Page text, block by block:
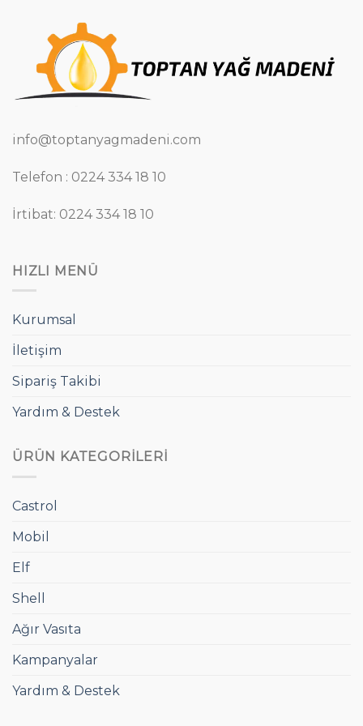
info@toptanyagmadeni.com
Telefon : 0224 334 18 10
İrtibat: 0224 334 18 10
HIZLI MENÜ
Kurumsal
İletişim
Sipariş Takibi
Yardım & Destek
ÜRÜN KATEGORILERI
Castrol
Mobil
Elf
Shell
Ağır Vasıta
Kampanyalar
Yardım & Destek